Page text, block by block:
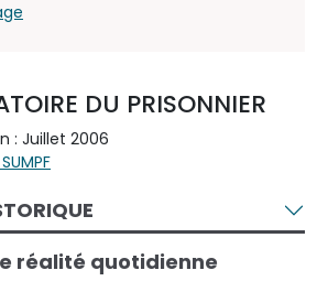
DU PRISONNIER
: Juillet 2006
réalité quotidienne